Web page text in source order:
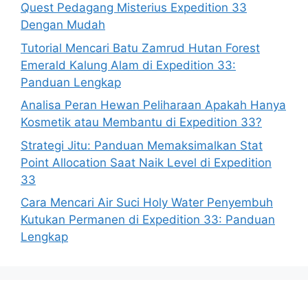
Quest Pedagang Misterius Expedition 33
Dengan Mudah
Tutorial Mencari Batu Zamrud Hutan Forest
Emerald Kalung Alam di Expedition 33:
Panduan Lengkap
Analisa Peran Hewan Peliharaan Apakah Hanya
Kosmetik atau Membantu di Expedition 33?
Strategi Jitu: Panduan Memaksimalkan Stat
Point Allocation Saat Naik Level di Expedition
33
Cara Mencari Air Suci Holy Water Penyembuh
Kutukan Permanen di Expedition 33: Panduan
Lengkap